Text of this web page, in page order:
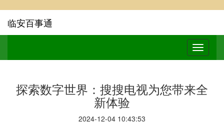
临安百事通
探索数字世界：搜搜电视为您带来全
新体验
2024-12-04 10:43:53